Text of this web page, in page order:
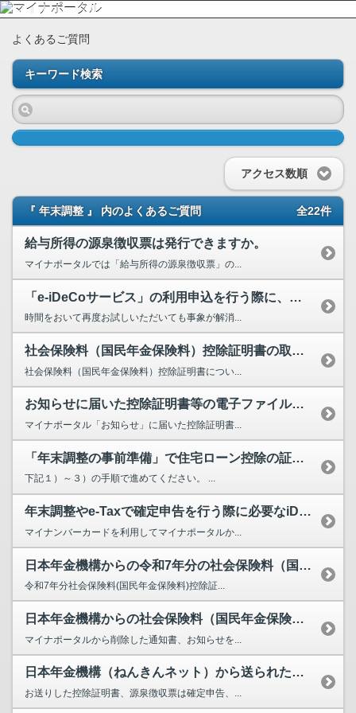
よくあるご質問
キーワード検索
アクセス数順
『 年末調整 』 内のよくあるご質問 全22件
給与所得の源泉徴収票は発行できますか。
マイナポータルでは「給与所得の源泉徴収票」の...
「e-iDeCoサービス」の利用申込を行う際に、「契約者確認情報入力画面」で「基礎年金番号の取...
時間をおいて再度お試しいただいても事象が解消...
社会保険料（国民年金保険料）控除証明書の取得方法を教えてください。
社会保険料（国民年金保険料）控除証明書につい...
お知らせに届いた控除証明書等の電子ファイルの内容を確認することができません。なぜですか。
マイナポータル「お知らせ」に届いた控除証明書...
「年末調整の事前準備」で住宅ローン控除の証明書を取得するための設定を行いたいです。どうすればよ...
下記１）～３）の手順で進めてください。 ...
年末調整やe-Taxで確定申告を行う際に必要なiDeCoの小規模企業共済等掛金払込証明書の電子...
マイナンバーカードを利用してマイナポータルか...
日本年金機構からの令和7年分の社会保険料（国民年金保険料）控除証明書、公的年金等の源泉徴収票が...
令和7年分社会保険料(国民年金保険料)控除証...
日本年金機構からの社会保険料（国民年金保険料）控除証明書、公的年金等の源泉徴収票を誤って削除し...
マイナポータルから削除した通知書、お知らせを...
日本年金機構（ねんきんネット）から送られた控除証明書、源泉徴収票が開けません。また、開けた場合...
お送りした控除証明書、源泉徴収票は確定申告、...